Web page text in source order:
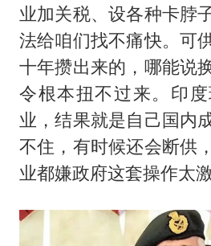
业加关税、设各种卡脖
法给咱们找不痛快。可
十年攒出来的，哪能说
令根本扭不过来。印
业，结果就是自己国内
不住，有时候还会断供
业都嫌政府这套操作太激